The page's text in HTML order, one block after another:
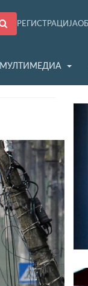
РЕГИСТРАЦИЈА
МУЛТИМЕДИА